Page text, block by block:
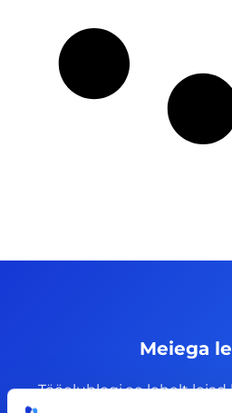
Meiega
Tööelublogi.ee lehelt leiad